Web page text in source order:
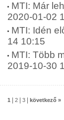
MTI: Már
2020-01-02
MTI: Idén
14 10:15
MTI: Több
2019-10-30
1 2 3 következő »